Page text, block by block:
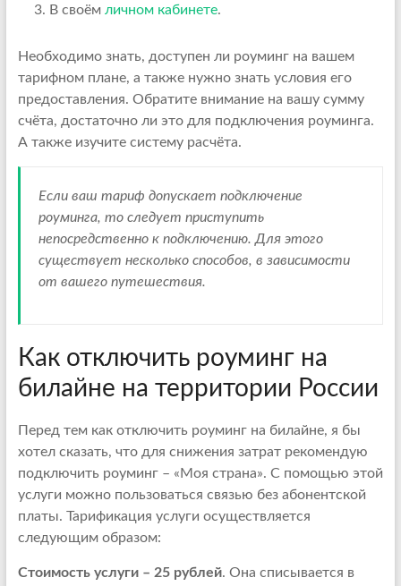
В своём личном кабинете.
Необходимо знать, доступен ли роуминг на вашем
тарифном плане, а также нужно знать условия его
предоставления. Обратите внимание на вашу сумму
счёта, достаточно ли это для подключения роуминга.
А также изучите систему расчёта.
Если ваш тариф допускает подключение
роуминга, то следует приступить
непосредственно к подключению. Для этого
существует несколько способов, в зависимости
от вашего путешествия.
Как отключить роуминг на
билайне на территории России
Перед тем как отключить роуминг на билайне, я бы
хотел сказать, что для снижения затрат рекомендую
подключить роуминг – «Моя страна». С помощью этой
услуги можно пользоваться связью без абонентской
платы. Тарификация услуги осуществляется
следующим образом:
Стоимость услуги – 25 рублей. Она списывается в